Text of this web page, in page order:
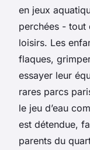
en jeux
perchées - tout
loisirs. Les
flaques,
essayer leur
rares parcs
le jeu d’eau
est détendue,
parents du